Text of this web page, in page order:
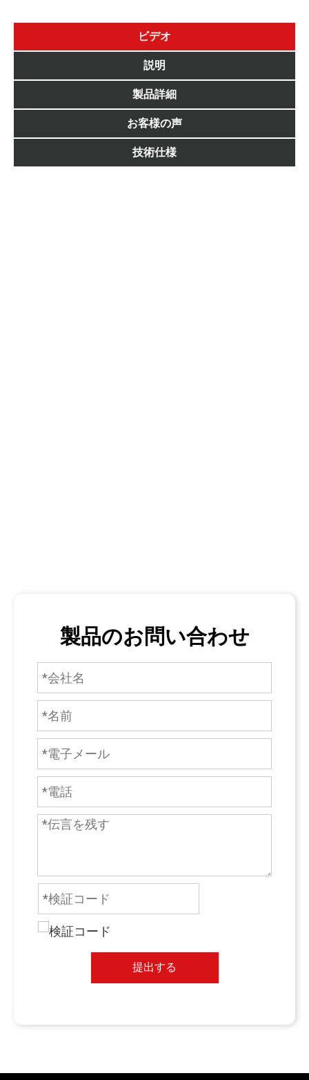
ビデオ
説明
製品詳細
お客様の声
技術仕様
製品のお問い合わせ
提出する